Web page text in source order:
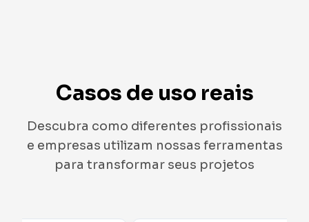
Casos de uso reais
Descubra como diferentes profissionais
e empresas utilizam nossas ferramentas
para transformar seus projetos